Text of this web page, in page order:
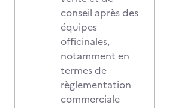
conseil après des
équipes
officinales,
notamment en
termes de
règlementation
commerciale